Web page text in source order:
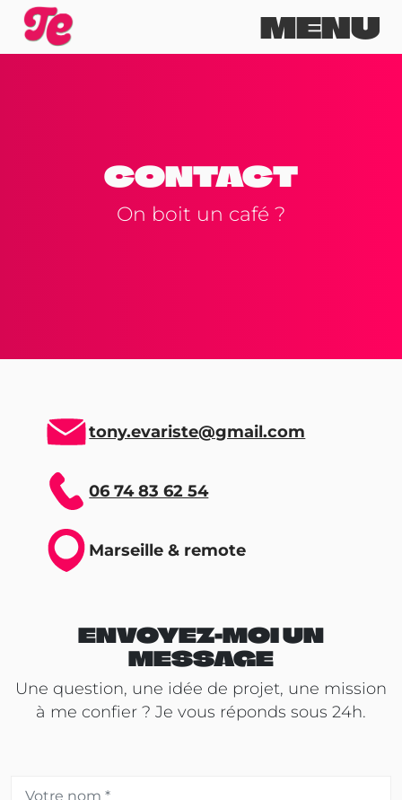
Skip
content
Tony Evariste
Développeur WordPress freelance à Marseille
MENU
CONTACT
On boit un café ?
tony.evariste@gmail.com
06 74 83 62 54
Marseille & remote
ENVOYEZ-MOI UN
MESSAGE
Une question, une idée de projet, une mission
à me confier ? Je vous réponds sous 24h.